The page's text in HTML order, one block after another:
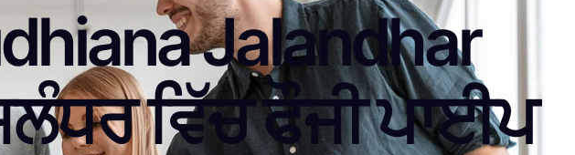
Jalandhar
ਵਿੱਚ ਫੌਜੀ ਪਾਈਪ